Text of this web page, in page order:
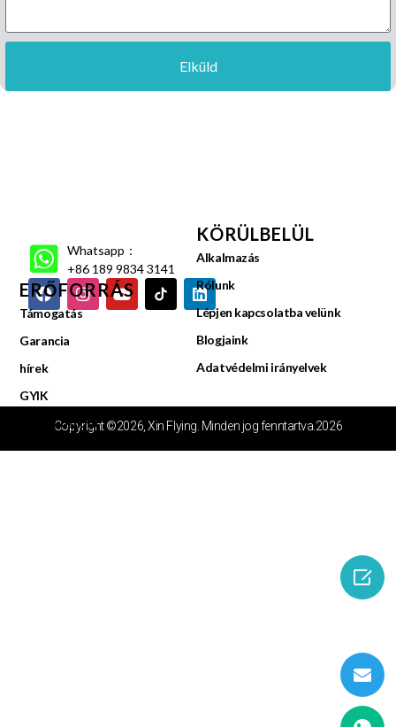
Elküld
Whatsapp：
+86 189 9834 3141
ERŐFORRÁS
Támogatás
Garancia
hírek
GYIK
Videóközpont
KÖRÜLBELÜL
Alkalmazás
Rólunk
Lépjen kapcsolatba velünk
Blogjaink
Adatvédelmi irányelvek
Copyright ©2026, Xin Flying. Minden jog fenntartva.2026
